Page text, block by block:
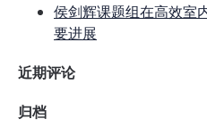
侯剑辉课题组在高效室
要进展
近期评论
归档